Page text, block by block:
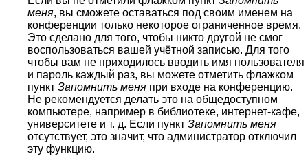
меня, вы сможете оставаться под своим именем на
конференции только некоторое ограниченное время.
Это сделано для того, чтобы никто другой не смог
воспользоваться вашей учётной записью. Для того
чтобы вам не приходилось вводить имя пользователя
и пароль каждый раз, вы можете отметить флажком
пункт Запомнить меня при входе на конференцию.
Не рекомендуется делать это на общедоступном
компьютере, например в библиотеке, интернет-кафе,
университете и т. д. Если пункт Запомнить меня
отсутствует, это значит, что администратор отключил
эту функцию.